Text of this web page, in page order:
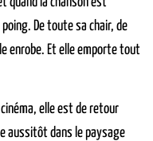
De toute sa chair, de
enrobe. Et elle emporte tout
elle est de retour
aussitôt dans le paysage